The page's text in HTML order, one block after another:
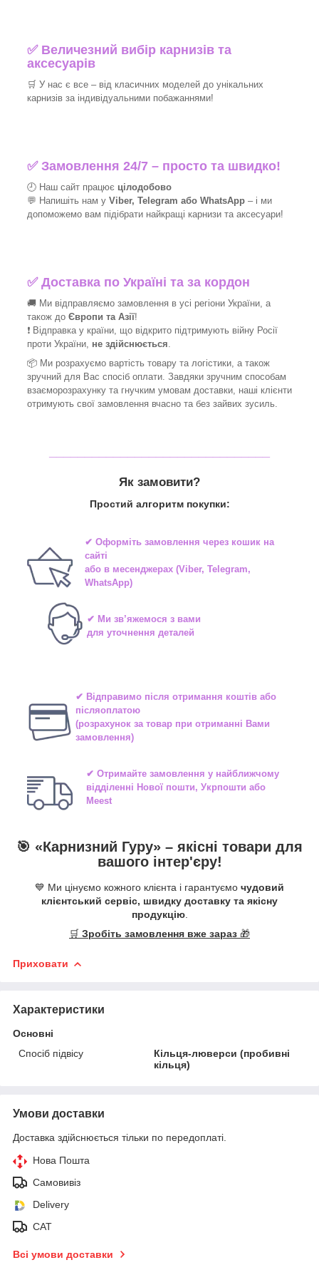
✅ Величезний вибір карнизів та
аксесуарів
🛒 У нас є все – від класичних моделей до унікальних
карнизів за індивідуальними побажаннями!​
✅Замовлення 24/7 – просто та швидко!
🕘 Наш сайт працює цілодобово
💬 Напишіть нам у Viber, Telegram або WhatsApp – і ми
допоможемо вам підібрати найкращі карнизи та аксесуари!
✅Доставка по Україні та за кордон
🚚 Ми відправляємо замовлення в усі регіони України, а
також до Європи та Азії!
❗ Відправка у країни, що відкрито підтримують війну Росії
проти України, не здійснюється.
📦 Ми розрахуємо вартість товару та логістики, а також
зручний для Вас спосіб оплати. Завдяки зручним способам
взаєморозрахунку та гнучким умовам доставки, наші клієнти
отримують свої замовлення вчасно та без зайвих зусиль.
Як замовити?
Простий алгоритм покупки:
✔ Оформіть замовлення через кошик на
сайті
або в месенджерах(Viber, Telegram,
WhatsApp)
✔ Ми зв’яжемося з вами
для уточнення деталей
✔ Відправимо після отримання коштів або
післяоплатою
(розрахунок за товар при отриманні Вами
замовлення)
✔ Отримайте замовлення у найближчому
відділенні Нової пошти, Укрпошти або
Meest
🎯 «Карнизний Гуру» – якісні товари для
вашого інтер'єру!
💙 Ми цінуємо кожного клієнта і гарантуємо чудовий
клієнтський сервіс, швидку доставку та якісну
продукцію.
🛒 Зробіть замовлення вже зараз 🎁
Приховати
Характеристики
Основні
Спосіб підвісу
Кільця-люверси (пробивні
кільця)
Умови доставки
Доставка здійснюється тільки по передоплаті.
Нова Пошта
Самовивіз
Delivery
САТ
Всі умови доставки